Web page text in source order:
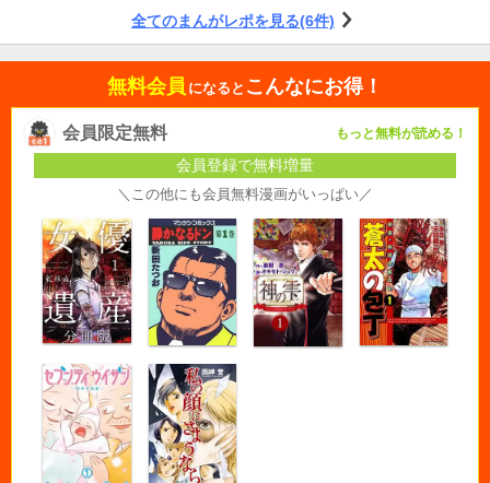
全てのまんがレポを見る(6件)
無料会員 になると こんなにお得！
会員限定無料 もっと無料が読める！
会員登録で無料増量
＼この他にも会員無料漫画がいっぱい／